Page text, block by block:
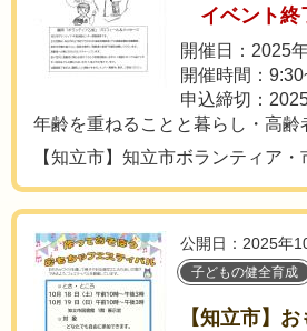
イベント終
開催日：2025
開催時間：
申込締切：
年齢を重ねることと暮らし・高齢
【知立市】知立市ボランティア
公開日：2025年
子どもの健全育成
【知立市】